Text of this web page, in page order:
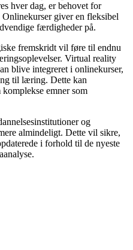
hver dag, er behovet for
giver en fleksibel
færdigheder på.
fremskridt vil føre til endnu
Virtual reality
blive integreret i onlinekurser,
til læring. Dette kan
emner som
og
almindeligt. Dette vil sikre,
i forhold til de nyeste